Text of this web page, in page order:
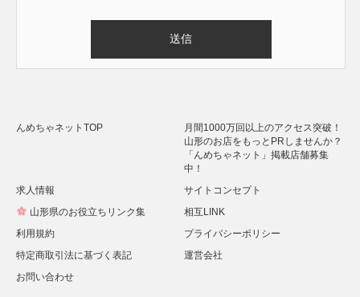
んめちゃネットTOP
月間1000万回以上のアクセス突破！
山形のお店をもっとPRしませんか？
「んめちゃネット」掲載店舗募集
中！
求人情報
サイトコンセプト
山形県のお役立ちリンク集
相互LINK
利用規約
プライバシーポリシー
特定商取引法に基づく表記
運営会社
お問い合わせ